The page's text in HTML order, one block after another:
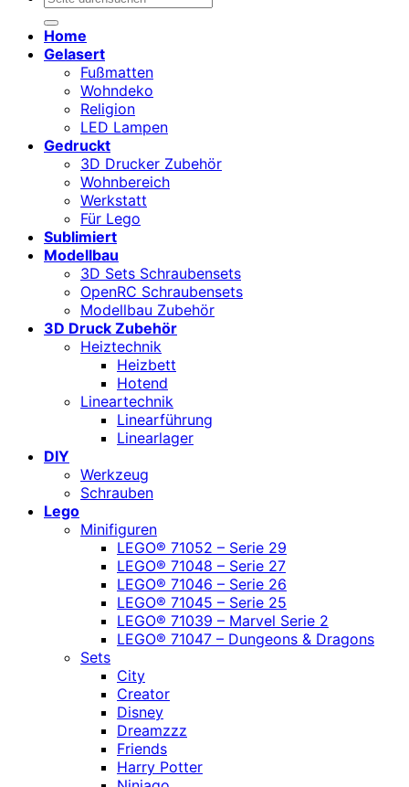
Home
Gelasert
Fußmatten
Wohndeko
Religion
LED Lampen
Gedruckt
3D Drucker Zubehör
Wohnbereich
Werkstatt
Für Lego
Sublimiert
Modellbau
3D Sets Schraubensets
OpenRC Schraubensets
Modellbau Zubehör
3D Druck Zubehör
Heiztechnik
Heizbett
Hotend
Lineartechnik
Linearführung
Linearlager
DIY
Werkzeug
Schrauben
Lego
Minifiguren
LEGO® 71052 – Serie 29
LEGO® 71048 – Serie 27
LEGO® 71046 – Serie 26
LEGO® 71045 – Serie 25
LEGO® 71039 – Marvel Serie 2
LEGO® 71047 – Dungeons & Dragons
Sets
City
Creator
Disney
Dreamzzz
Friends
Harry Potter